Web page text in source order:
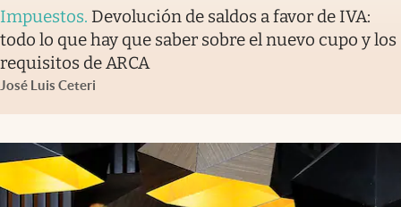
Impuestos. Devolución de saldos a favor de IVA:
todo lo que hay que saber sobre el nuevo cupo y los
requisitos de ARCA
José Luis Ceteri